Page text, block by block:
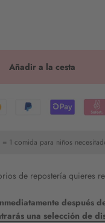
Añadir a la cesta
= 1 comida para niños
de repostería quieres
después
una selección de